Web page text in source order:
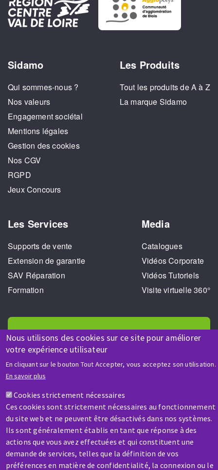
Nous utilisons des cookies sur ce site pour améliorer
votre expérience utilisateur
En cliquant sur le bouton Tout Accepter, vous acceptez son utilisation.
En savoir plus
Cookies strictement nécessaires
Ces cookies sont strictement nécessaires au fonctionnement
du site web et ne peuvent être désactivés dans nos systèmes.
Ils sont généralement établis en tant que réponse à des
actions que vous avez effectuées et qui constituent une
demande de services, telles que la définition de vos
préférences en matière de confidentialité, la connexion ou le
Sidamo
Qui sommes-nous ?
Nos valeurs
Engagement sociétal
Mentions légales
Gestion des cookies
Nos CGV
RGPD
Jeux Concours
Les Produits
Tout les produits de A à Z
La marque Sidamo
Les Services
Supports de vente
Extension de garantie
SAV Réparation
Formation
Media
Catalogues
Vidéos Corporate
Vidéos Tutoriels
Visite virtuelle 360°
AIDE & CONTACT
Une question ? Un renseignement ?
Contactez-nous